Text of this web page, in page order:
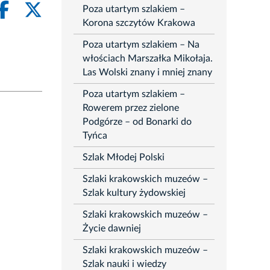
Poza utartym szlakiem –
Korona szczytów Krakowa
Poza utartym szlakiem – Na
włościach Marszałka Mikołaja.
Las Wolski znany i mniej znany
Poza utartym szlakiem –
Rowerem przez zielone
Podgórze – od Bonarki do
Tyńca
Szlak Młodej Polski
Szlaki krakowskich muzeów –
Szlak kultury żydowskiej
Szlaki krakowskich muzeów –
Życie dawniej
Szlaki krakowskich muzeów –
Szlak nauki i wiedzy